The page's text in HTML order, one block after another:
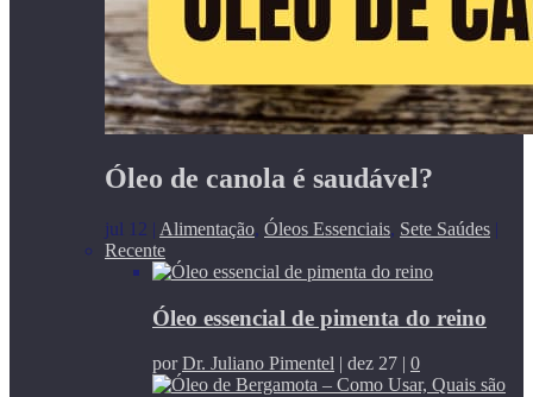
Óleo de canola é saudável?
jul 12 | Alimentação, Óleos Essenciais, Sete Saúdes |
Recente
Óleo essencial de pimenta do reino
porDr. Juliano Pimentel dez 27 0